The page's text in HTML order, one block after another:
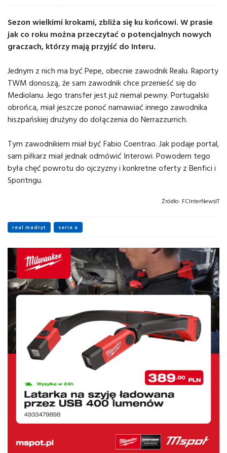
Sezon wielkimi krokami, zbliża się ku końcowi. W prasie
jak co roku można przeczytać o potencjalnych nowych
graczach, którzy mają przyjść do Interu.
Jednym z nich ma być Pepe, obecnie zawodnik Realu. Raporty
TWM donoszą, że sam zawodnik chce przenieść się do
Mediolanu. Jego transfer jest już niemal pewny. Portugalski
obrońca, miał jeszcze ponoć namawiać innego zawodnika
hiszpańskiej drużyny do dołączenia do Nerrazzurrich.
Tym zawodnikiem miał być Fabio Coentrao. Jak podaje portal,
sam piłkarz miał jednak odmówić Interowi. Powodem tego
była chęć powrotu do ojczyzny i konkretne oferty z Benfici i
Sporitngu.
Źródło: FCInterNewsIT
real madryt serie a